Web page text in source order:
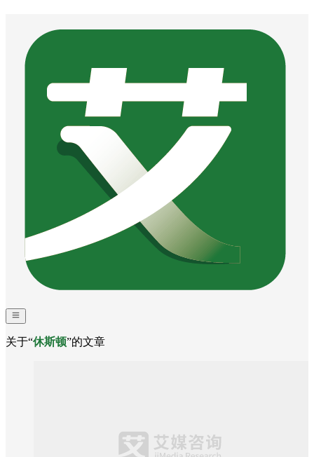
关于“休斯顿”的文章